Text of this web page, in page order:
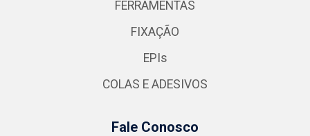
FERRAMENTAS
FIXAÇÃO
EPIs
COLAS E ADESIVOS
Fale Conosco